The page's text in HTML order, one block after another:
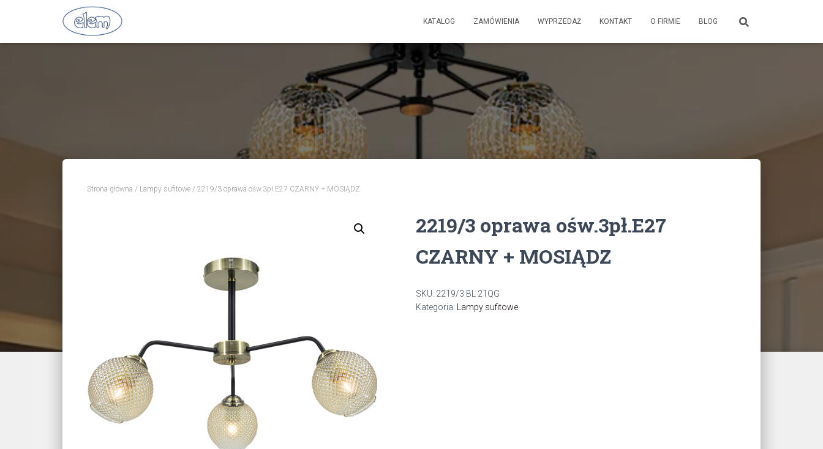
KATALOG ZAMÓWIENIA WYPRZEDAŻ KONTAKT O FIRMIE BLOG
Strona główna / Lampy sufitowe / 2219/3 oprawa ośw.3pł.E27 CZARNY + MOSIĄDZ
2219/3 oprawa ośw.3pł.E27
CZARNY + MOSIĄDZ
SKU: 2219/3 BL 21QG
Kategoria:
Lampy sufitowe